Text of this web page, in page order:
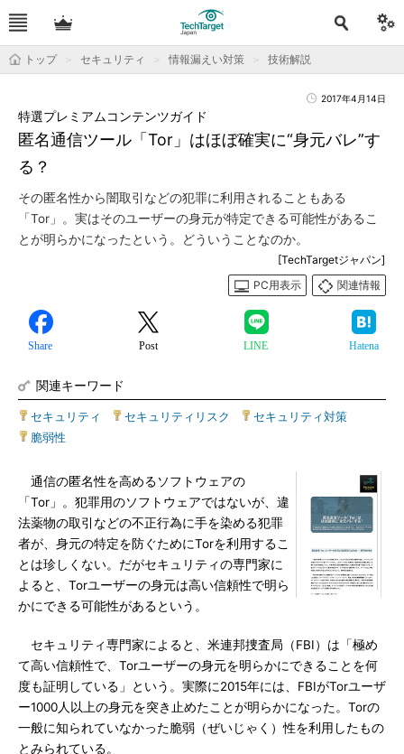
トップ セキュリティ 情報漏えい対策 技術解説
2017年4月14日
匿名通信ツール「Tor」はほぼ確実に“身元バレ”す
る？
特選プレミアムコンテンツガイド
その匿名性から闇取引などの犯罪に利用されることもある
「Tor」。実はそのユーザーの身元が特定できる可能性があるこ
とが明らかになったという。どういうことなのか。
[TechTargetジャパン]
PC用表示
関連情報
Share Post LINE Hatena
関連キーワード
セキュリティ セキュリティリスク セキュリティ対策
脆弱性
通信の匿名性を高めるソフトウェアの
「Tor」。犯罪用のソフトウェアではないが、違
法薬物の取引などの不正行為に手を染める犯罪
者が、身元の特定を防ぐためにTorを利用するこ
とは珍しくない。だがセキュリティの専門家に
よると、Torユーザーの身元は高い信頼性で明ら
かにできる可能性があるという。
セキュリティ専門家によると、米連邦捜査局（FBI）は「極め
て高い信頼性で、Torユーザーの身元を明らかにできることを何
度も証明している」という。実際に2015年には、FBIがTorユーザ
ー1000人以上の身元を突き止めたことが明らかになった。Torの
一般に知られていなかった脆弱（ぜいじゃく）性を利用したもの
とみられている。